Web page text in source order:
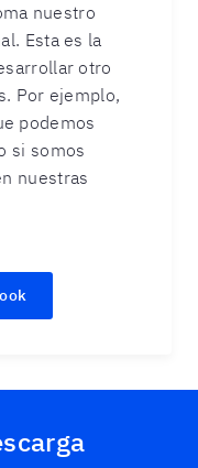
nuestro
Esta es la
otro
Por ejemplo,
podemos
si somos
nuestras